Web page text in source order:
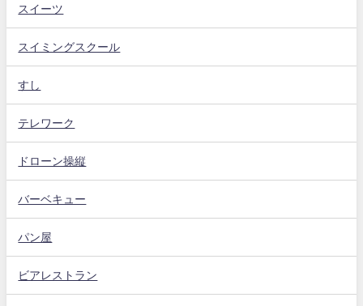
スイーツ
スイミングスクール
すし
テレワーク
ドローン操縦
バーベキュー
パン屋
ビアレストラン